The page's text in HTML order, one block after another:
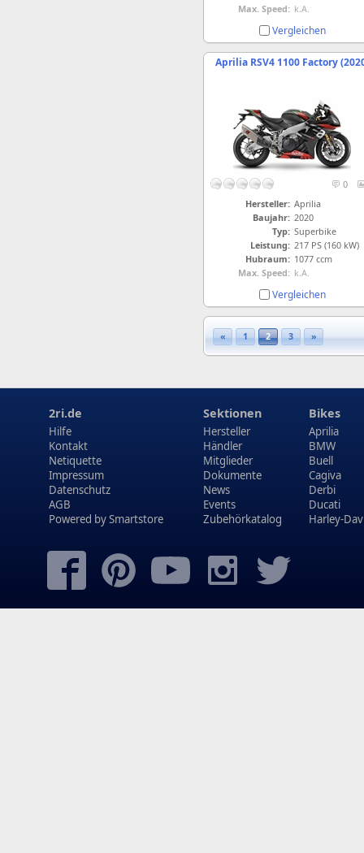
Max. Speed: k.A.
Vergleichen
Aprilia RSV4 1100 Factory
0
Hersteller: Aprilia
Baujahr: 2020
Typ: Superbike
Leistung: 217 PS (160 kW)
Hubraum: 1077 ccm
Max. Speed: k.A.
Vergleichen
« 1 2 3 »
2ri.de
Hilfe
Kontakt
Netiquette
Impressum
Datenschutz
AGB
Powered bySmartstore
Sektionen
Hersteller
Händler
Mitglieder
Dokumente
News
Events
Zubehörkatalog
Bikes
Aprilia
BMW
Buell
Cagiva
Derbi
Ducati
Harley-